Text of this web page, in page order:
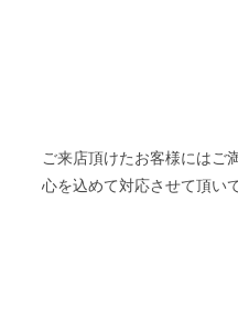
ご来店頂けたお客様にはご
心を込めて対応させて頂い